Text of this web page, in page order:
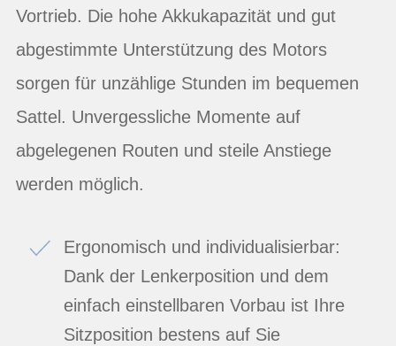
Vortrieb. Die hohe Akkukapazität und gut
abgestimmte Unterstützung des Motors
sorgen für unzählige Stunden im bequemen
Sattel. Unvergessliche Momente auf
abgelegenen Routen und steile Anstiege
werden möglich.
Ergonomisch und individualisierbar:
Dank der Lenkerposition und dem
einfach einstellbaren Vorbau ist Ihre
Sitzposition bestens auf Sie